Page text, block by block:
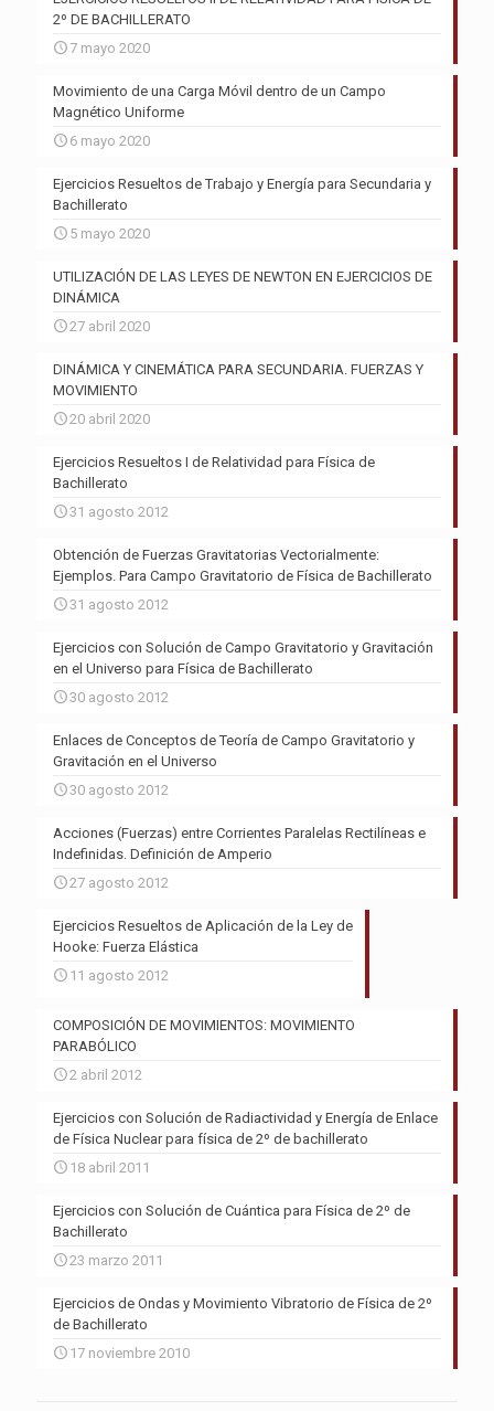
2º DE BACHILLERATO
7 mayo 2020
Movimiento de una Carga Móvil dentro de un Campo
Magnético Uniforme
6 mayo 2020
Ejercicios Resueltos de Trabajo y Energía para Secundaria y
Bachillerato
5 mayo 2020
UTILIZACIÓN DE LAS LEYES DE NEWTON EN EJERCICIOS DE
DINÁMICA
27 abril 2020
DINÁMICA Y CINEMÁTICA PARA SECUNDARIA. FUERZAS Y
MOVIMIENTO
20 abril 2020
Ejercicios Resueltos I de Relatividad para Física de
Bachillerato
31 agosto 2012
Obtención de Fuerzas Gravitatorias Vectorialmente:
Ejemplos. Para Campo Gravitatorio de Física de Bachillerato
31 agosto 2012
Ejercicios con Solución de Campo Gravitatorio y Gravitación
en el Universo para Física de Bachillerato
30 agosto 2012
Enlaces de Conceptos de Teoría de Campo Gravitatorio y
Gravitación en el Universo
30 agosto 2012
Acciones (Fuerzas) entre Corrientes Paralelas Rectilíneas e
Indefinidas. Definición de Amperio
27 agosto 2012
Ejercicios Resueltos de Aplicación de la Ley de
Hooke: Fuerza Elástica
11 agosto 2012
COMPOSICIÓN DE MOVIMIENTOS: MOVIMIENTO
PARABÓLICO
2 abril 2012
Ejercicios con Solución de Radiactividad y Energía de Enlace
de Física Nuclear para física de 2º de bachillerato
18 abril 2011
Ejercicios con Solución de Cuántica para Física de 2º de
Bachillerato
23 marzo 2011
Ejercicios de Ondas y Movimiento Vibratorio de Física de 2º
de Bachillerato
17 noviembre 2010